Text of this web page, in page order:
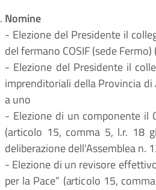
Nomine
- Elezione del Presidente il
del fermano COSIF (sede
- Elezione del Presidente il
imprenditoriali della Provincia
a uno
- Elezione di un componente il
(articolo 15, comma 5, l.r. 18
deliberazione dell'Assemblea
- Elezione di un revisore
per la Pace” (articolo 15,